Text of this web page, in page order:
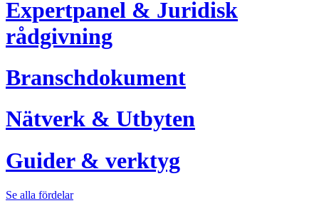
Expertpanel & Juridisk
rådgivning
Branschdokument
Nätverk & Utbyten
Guider & verktyg
Se alla fördelar